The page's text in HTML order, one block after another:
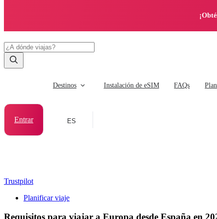
Destinos Instalación de eSIM FAQs
Entrar ES
Trustpilot
Planificar viaje
Requisitos para viajar a Europa desde España en